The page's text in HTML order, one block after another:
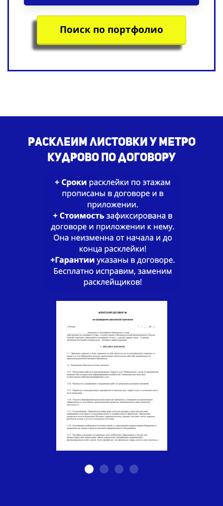
Поиск по портфолио
Расклеим листовки у метро
Кудрово по договору